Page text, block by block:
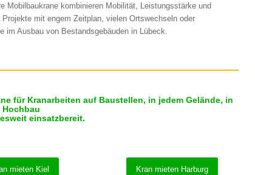
Mobilbaukrane kombinieren Mobilität, Leistungsstärke und
mit engem Zeitplan, vielen Ortswechseln oder
im Ausbau von Bestandsgebäuden in Lübeck.
für Kranarbeiten auf Baustellen, in jedem Gelände, in
einsatzbereit.
mieten Kiel Kran mieten Harburg